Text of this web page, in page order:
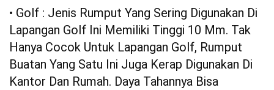
• Golf : Jenis Rumput Yang Sering Digunakan Di
Lapangan Golf Ini Memiliki Tinggi 10 Mm. Tak
Hanya Cocok Untuk Lapangan Golf, Rumput
Buatan Yang Satu Ini Juga Kerap Digunakan Di
Kantor Dan Rumah. Daya Tahannya Bisa